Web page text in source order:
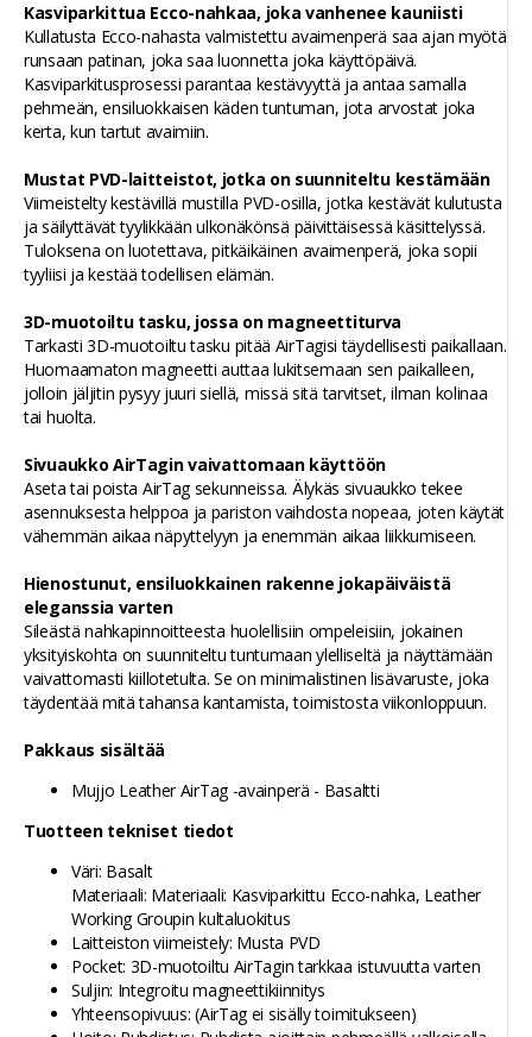
Kasviparkittua Ecco-nahkaa, joka vanhenee kauniisti
Kullatusta Ecco-nahasta valmistettu avaimenperä saa ajan myötä
runsaan patinan, joka saa luonnetta joka käyttöpäivä.
Kasviparkitusprosessi parantaa kestävyyttä ja antaa samalla
pehmeän, ensiluokkaisen käden tuntuman, jota arvostat joka
kerta, kun tartut avaimiin.
Mustat PVD-laitteistot, jotka on suunniteltu kestämään
Viimeistelty kestävillä mustilla PVD-osilla, jotka kestävät kulutusta
ja säilyttävät tyylikkään ulkonäkönsä päivittäisessä käsittelyssä.
Tuloksena on luotettava, pitkäikäinen avaimenperä, joka sopii
tyyliisi ja kestää todellisen elämän.
3D-muotoiltu tasku, jossa on magneettiturva
Tarkasti 3D-muotoiltu tasku pitää AirTagisi täydellisesti paikallaan.
Huomaamaton magneetti auttaa lukitsemaan sen paikalleen,
jolloin jäljitin pysyy juuri siellä, missä sitä tarvitset, ilman kolinaa
tai huolta.
Sivuaukko AirTagin vaivattomaan käyttöön
Aseta tai poista AirTag sekunneissa. Älykäs sivuaukko tekee
asennuksesta helppoa ja pariston vaihdosta nopeaa, joten käytät
vähemmän aikaa näpyttelyyn ja enemmän aikaa liikkumiseen.
Hienostunut, ensiluokkainen rakenne jokapäiväistä
eleganssia varten
Sileästä nahkapinnoitteesta huolellisiin ompeleisiin, jokainen
yksityiskohta on suunniteltu tuntumaan ylelliseltä ja näyttämään
vaivattomasti kiillotetulta. Se on minimalistinen lisävaruste, joka
täydentää mitä tahansa kantamista, toimistosta viikonloppuun.
Pakkaus sisältää
Mujjo Leather AirTag -avainperä - Basaltti
Tuotteen tekniset tiedot
Väri: Basalt
Materiaali: Materiaali: Kasviparkittu Ecco-nahka, Leather
Working Groupin kultaluokitus
Laitteiston viimeistely: Musta PVD
Pocket: 3D-muotoiltu AirTagin tarkkaa istuvuutta varten
Suljin: Integroitu magneettikiinnitys
Yhteensopivuus: (AirTag ei sisälly toimitukseen)